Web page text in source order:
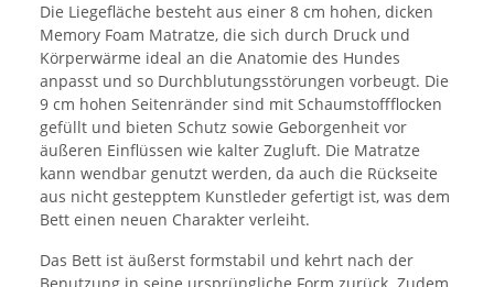
Die Liegefläche besteht aus einer 8 cm hohen, dicken
Memory Foam Matratze, die sich durch Druck und
Körperwärme ideal an die Anatomie des Hundes
anpasst und so Durchblutungsstörungen vorbeugt. Die
9 cm hohen Seitenränder sind mit Schaumstoffflocken
gefüllt und bieten Schutz sowie Geborgenheit vor
äußeren Einflüssen wie kalter Zugluft. Die Matratze
kann wendbar genutzt werden, da auch die Rückseite
aus nicht gestepptem Kunstleder gefertigt ist, was dem
Bett einen neuen Charakter verleiht.
Das Bett ist äußerst formstabil und kehrt nach der